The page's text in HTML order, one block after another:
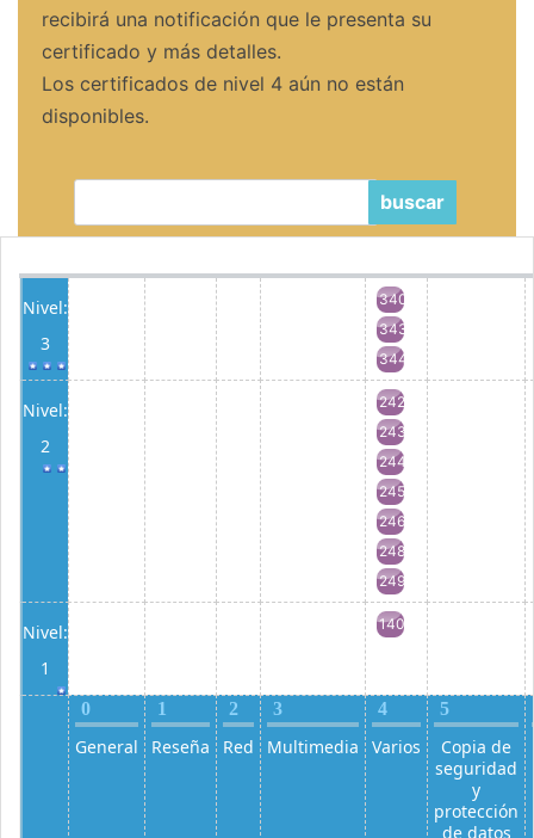
recibirá una notificación que le presenta su
certificado y más detalles.
Los certificados de nivel 4 aún no están
disponibles.
buscar
Nivel:
3
340
343
344
Nivel:
2
242
243
244
245
246
248
249
Nivel:
1
140
0
General
1
Reseña
2
Red
3
Multimedia
4
Varios
5
Copia de
seguridad
y
protección
de datos